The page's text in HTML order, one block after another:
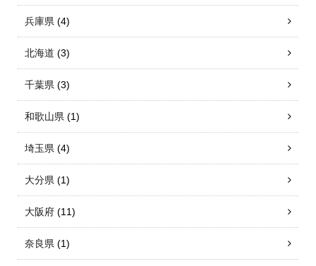
兵庫県 (4)
北海道 (3)
千葉県 (3)
和歌山県 (1)
埼玉県 (4)
大分県 (1)
大阪府 (11)
奈良県 (1)